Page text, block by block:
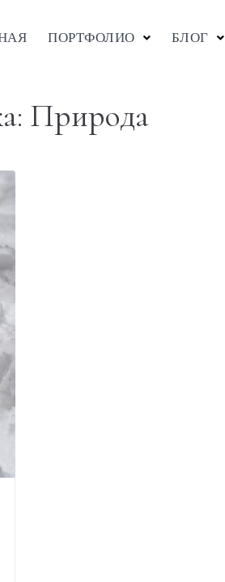
ПОРТФОЛИО БЛОГ
Природа